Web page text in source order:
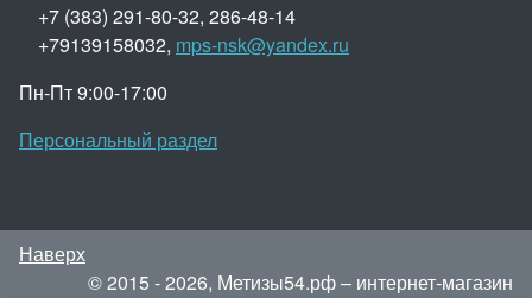
+7 (383) 291-80-32, 286-48-14
+79139158032, mps-nsk@yandex.ru
Пн-Пт 9:00-17:00
Персональный раздел
Наверх
© 2015 - 2026, Метизы54.рф – интернет-магазин